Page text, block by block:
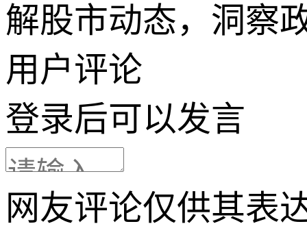
解股市动态，洞察
用户评论
登录后可以发言
网友评论仅供其表